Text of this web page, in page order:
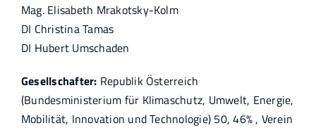
Mag. Elisabeth Mrakotsky-Kolm
DI Christina Tamas
DI Hubert Umschaden
Gesellschafter: Republik Österreich
(Bundesministerium für Klimaschutz, Umwelt, Energie,
Mobilität, Innovation und Technologie) 50, 46% , Verein